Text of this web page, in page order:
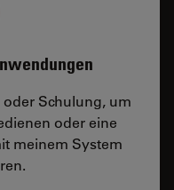
Schulung, um
oder eine
meinem System